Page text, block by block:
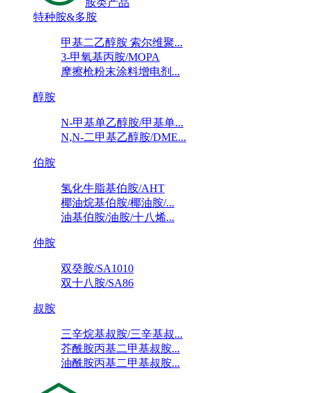
特种胺&多胺
甲基二乙醇胺 索尔维聚...
3-甲氧基丙胺/MOPA
摩擦枪粉末涂料增电剂...
醇胺
N-甲基单乙醇胺/甲基单...
N,N-二甲基乙醇胺/DME...
伯胺
氢化牛脂基伯胺/AHT
椰油烷基伯胺/椰油胺/...
油基伯胺/油胺/十八烯...
仲胺
双癸胺/SA1010
双十八胺/SA86
叔胺
三辛烷基叔胺/三辛基叔...
芥酰胺丙基二甲基叔胺...
油酰胺丙基二甲基叔胺...